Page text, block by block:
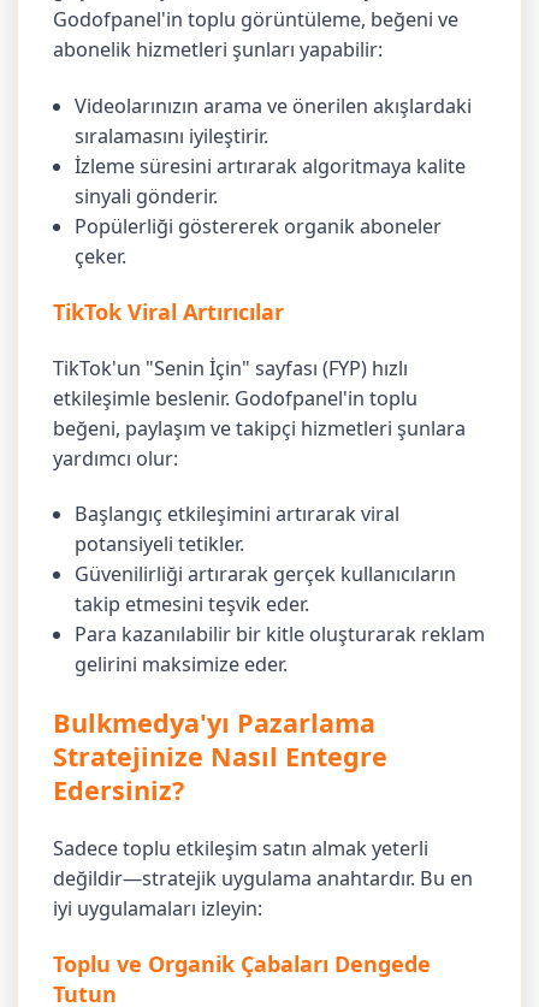
Godofpanel'in toplu görüntüleme, beğeni ve
abonelik hizmetleri şunları yapabilir:
Videolarınızın arama ve önerilen akışlardaki
sıralamasını iyileştirir.
İzleme süresini artırarak algoritmaya kalite
sinyali gönderir.
Popülerliği göstererek organik aboneler
çeker.
TikTok Viral Artırıcılar
TikTok'un "Senin İçin" sayfası (FYP) hızlı
etkileşimle beslenir. Godofpanel'in toplu
beğeni, paylaşım ve takipçi hizmetleri şunlara
yardımcı olur:
Başlangıç etkileşimini artırarak viral
potansiyeli tetikler.
Güvenilirliği artırarak gerçek kullanıcıların
takip etmesini teşvik eder.
Para kazanılabilir bir kitle oluşturarak reklam
gelirini maksimize eder.
Bulkmedya'yı Pazarlama
Stratejinize Nasıl Entegre
Edersiniz?
Sadece toplu etkileşim satın almak yeterli
değildir—stratejik uygulama anahtardır. Bu en
iyi uygulamaları izleyin:
Toplu ve Organik Çabaları Dengede
Tutun